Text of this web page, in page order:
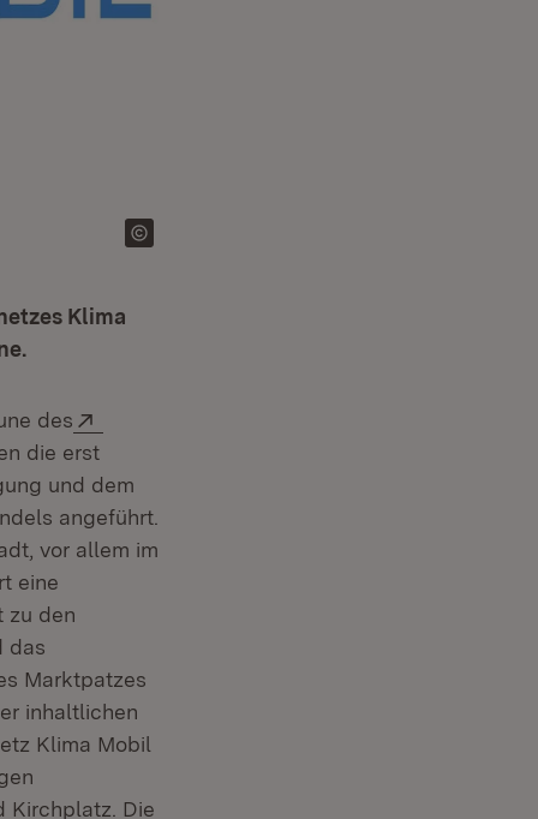
Klima
des
die erst
und dem
angeführt.
vor allem im
eine
zu den
das
Marktpatzes
inhaltlichen
Klima Mobil
Kirchplatz. Die